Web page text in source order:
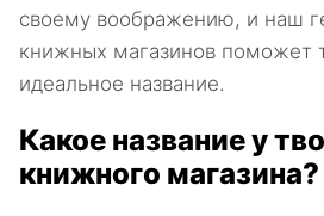
своему воображению, и наш
книжных магазинов поможет
идеальное название.
Какое название у
книжного магазина?